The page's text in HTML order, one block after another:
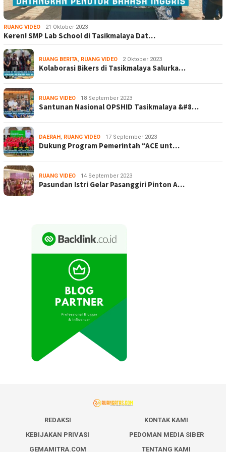
RUANG VIDEO 21 Oktober 2023
Keren! SMP Lab School di Tasikmalaya Dat…
RUANG BERITA, RUANG VIDEO 2 Oktober 2023
Kolaborasi Bikers di Tasikmalaya Salurka…
RUANG VIDEO 18 September 2023
Santunan Nasional OPSHID Tasikmalaya &#8…
DAERAH, RUANG VIDEO 17 September 2023
Dukung Program Pemerintah “ACE unt…
RUANG VIDEO 14 September 2023
Pasundan Istri Gelar Pasanggiri Pinton A…
REDAKSI
KONTAK KAMI
KEBIJAKAN PRIVASI
PEDOMAN MEDIA SIBER
GEMAMITRA.COM
TENTANG KAMI